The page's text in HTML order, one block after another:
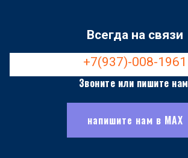
Всегда на связи
+7(937)-008-1961
Звоните или пишите нам
напишите нам в МАХ